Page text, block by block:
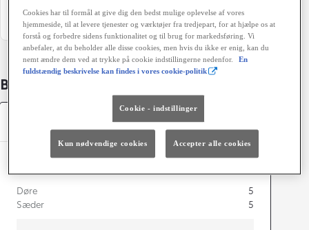
Bildetaljer
Døre
5
Sæder
5
Cookies har til formål at give dig den bedst mulige oplevelse af vores
hjemmeside, til at levere tjenester og værktøjer fra tredjepart, for at hjælpe os at
forstå og forbedre sidens funktionalitet og til brug for markedsføring. Vi
anbefaler, at du beholder alle disse cookies, men hvis du ikke er enig, kan du
nemt ændre dem ved at trykke på cookie indstillingerne nedenfor.
En
fuldstændig beskrivelse kan findes i vores cookie-politik
Cookie - indstillinger
Kun nødvendige cookies Accepter alle cookies